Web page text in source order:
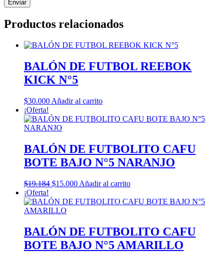
Productos relacionados
BALÓN DE FUTBOL REEBOK
KICK N°5
$30.000 Añadir al carrito
¡Oferta!
BALÓN DE FUTBOLITO CAFU
BOTE BAJO N°5 NARANJO
$19.184 El
original
era:
$15.000El
actual
Añadir al carrito
¡Oferta!
BALÓN DE FUTBOLITO CAFU
BOTE BAJO N°5 AMARILLO